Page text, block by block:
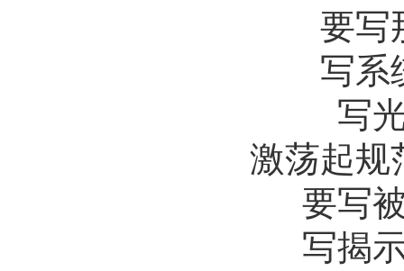
要写那
写系统
写光
激荡起规范
要写被
写揭示